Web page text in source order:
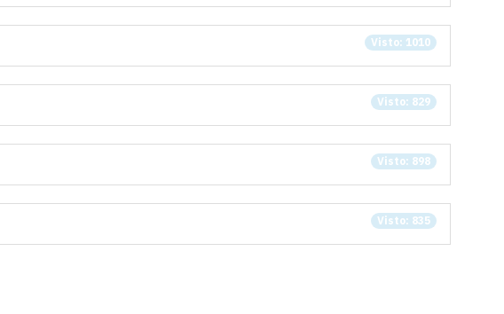
Visto: 1010
Visto: 829
Visto: 898
Visto: 835